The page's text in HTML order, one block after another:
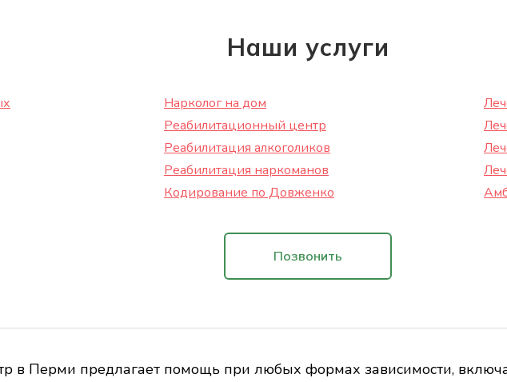
Наши услуги
Нарколог на дом
Реабилитационный центр
Реабилитация алкоголиков
Реабилитация наркоманов
Кодирование по Довженко
Позвонить
в Перми предлагает помощь при любых формах зависимости,